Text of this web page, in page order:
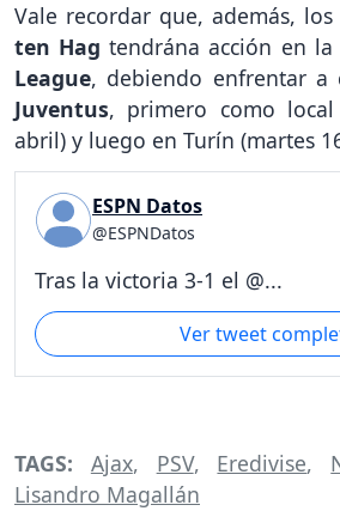
Vale recordar que, además,
ten Hag tendrána acción en la
League, debiendo enfrentar a
Juventus, primero como
abril) y luego en Turín (martes
ESPN Datos
@ESPNDatos
Tras la victoria 3-1 el @...
Ver tweet
TAGS: Ajax, PSV, Eredivise,
Lisandro Magallán